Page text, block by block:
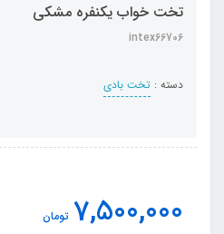
تخت خواب یکنفره مشکی
intex66706
دسته : تخت بادی
7,500,000 تومان